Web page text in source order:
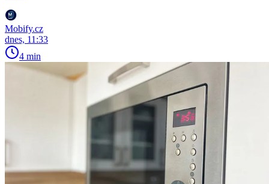
Mobify.cz
dnes, 11:33
4 min